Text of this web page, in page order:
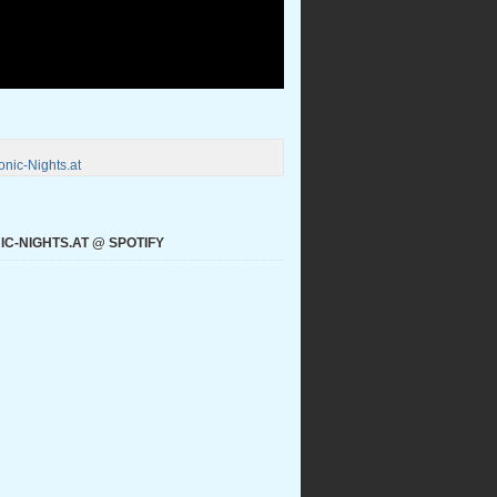
Nights.at
NIGHTS.AT @ SPOTIFY